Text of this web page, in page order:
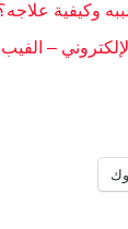
–